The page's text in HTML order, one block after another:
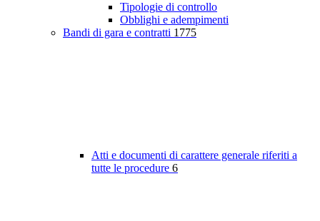
Tipologie di controllo
Obblighi e adempimenti
Bandi di gara e contratti 1775
Atti e documenti di carattere generale riferiti a
tutte le procedure 6